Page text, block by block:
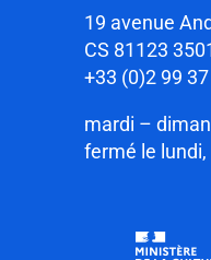
19 avenue
CS 81123
+33 (0)2 99
mardi –
fermé le